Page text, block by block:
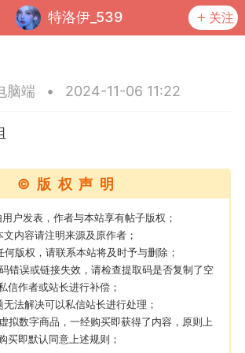
特洛伊_539 关注
道具 排行榜
攻略教程 联机招募
脑端 • 2024-11-06 11:22
©版权声明
户发表，作者与本站享有帖子版权；
内容请注明来源及原作者；
版权，请联系本站将及时予与删除；
错误或链接失效，请检查提取码是否复制了空
信作者或站长进行补偿；
法解决可以私信站长进行处理；
拟数字商品，一经购买即获得了内容，原则上
买即默认同意上述规则；